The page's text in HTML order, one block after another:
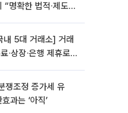
명확한 법적∙제도적
5대 거래소] 거래
∙상장∙은행 제휴로
쟁조정 증가세 유
과는 ‘아직’